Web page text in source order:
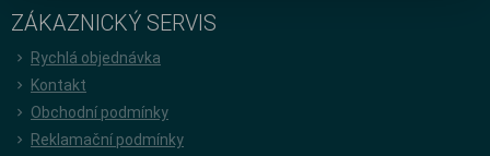
ZÁKAZNICKÝ SERVIS
Rychlá objednávka
Kontakt
Obchodní podmínky
Reklamační podmínky